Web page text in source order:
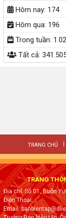
Hôm nay: 174
Hôm qua: 196
Trong tuần:
Tất cả:
TRANG CHỦ
TRANG
Địa chỉ: Số 01, Buôn
Điện Thoại:
Email: